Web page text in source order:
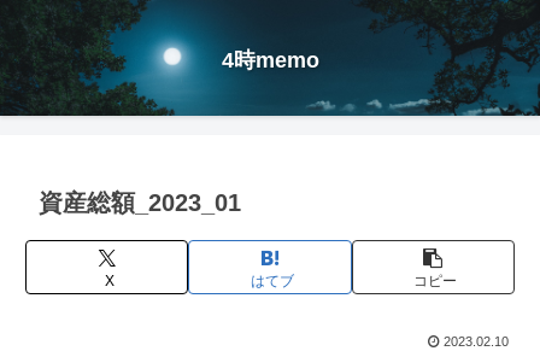
4時memo
資産総額_2023_01
X はてブ コピー
2023.02.10